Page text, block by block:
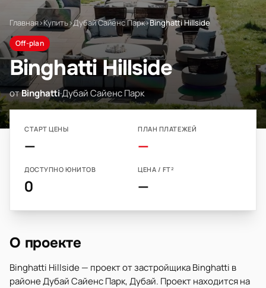
Главная›Купить›Дубай Сайенс Парк›Binghatti Hillside
Off-plan
Binghatti Hillside
отBinghatti·Дубай Сайенс Парк
СТАРТ ЦЕНЫ
—
ПЛАН ПЛАТЕЖЕЙ
—
ДОСТУПНО ЮНИТОВ
0
ЦЕНА / FT²
—
О проекте
Binghatti Hillside — проект от застройщика Binghatti в
районе Дубай Сайенс Парк, Дубай. Проект находится на